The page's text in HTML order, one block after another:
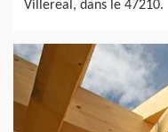
Villereal, dans le 47210.